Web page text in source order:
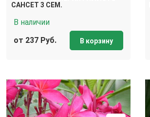
САНСЕТ 3 СЕМ.
В наличии
от 237 Руб.
В корзину